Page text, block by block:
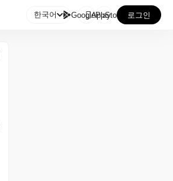
한국어 GooglePlay
AppStore 로그인